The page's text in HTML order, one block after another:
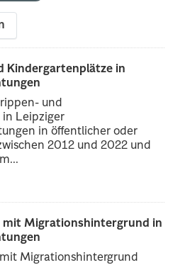
Kindergartenplätze in
und
in Leipziger
in öffentlicher oder
2012 und 2022 und
mit Migrationshintergrund in
Migrationshintergrund